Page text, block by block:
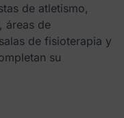
de atletismo,
áreas de
de fisioterapia y
su